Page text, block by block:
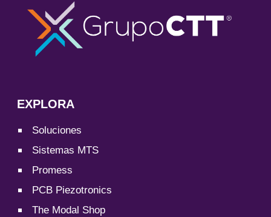
EXPLORA
Soluciones
Sistemas MTS
Promess
PCB Piezotronics
The Modal Shop